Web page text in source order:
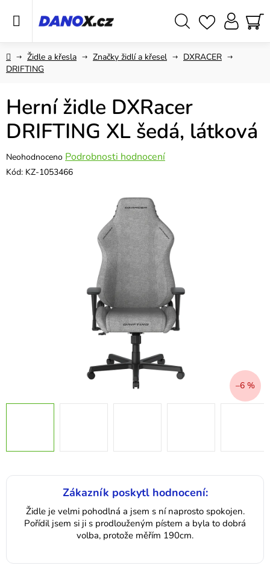
DomůŽidle a křesla Značky židlí a křesel
DXRACER
DRIFTING
Herní židle DXRacer
DRIFTING XL šedá, látková
Průměrné
hodnocení
Neohodnoceno Podrobnosti hodnocení
Kód: KZ-1053466
–6 %
Zákazník poskytl hodnocení:
Židle je velmi pohodlná a jsem s ní naprosto spokojen.
Pořídil jsem si ji s prodlouženým pístem a byla to dobrá
volba, protože měřím 190cm.